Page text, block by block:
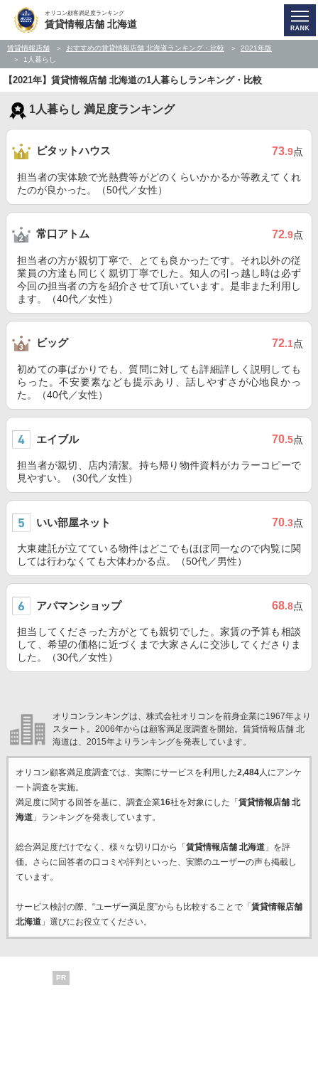
オリコン顧客満足度ランキング
賃貸情報店舗 北海道
賃貸情報店舗 おすすめの賃貸情報店舗 北海道ランキング・比較
2021年版
1人暮らし
【2021年】賃貸情報店舗 北海道の1人暮らしランキング・比較
1人暮らし 満足度ランキング
ピタットハウス 73.9点
担当者の実体験で光熱費等がどのくらいかかるか等教えてくれ
たのが良かった。（50代／女性）
常口アトム 72.9点
担当者の方が親切丁寧で、とても良かったです。それ以外の従
業員の方達も同じく親切丁寧でした。知人の引っ越し時は必ず
今回の担当者の方を紹介させて頂いています。是非また利用し
ます。（40代／女性）
ビッグ 72.1点
初めての事ばかりでも、質問に対しても詳細詳しく説明しても
らった。不安要素なども提示あり、話しやすさが心地良かっ
た。（40代／女性）
エイブル 70.5点
担当者が親切、店内清潔。持ち帰り物件資料がカラーコピーで
見やすい。（30代／女性）
いい部屋ネット 70.3点
大東建託が立てている物件はどこでもほぼ同一なので内覧に関
しては行わなくても大体わかる点。（50代／男性）
アパマンショップ 68.8点
担当してくださった方がとても親切でした。家賃の予算も相談
して、希望の価格に近づくまで大家さんに交渉してくださりま
した。（30代／女性）
オリコンランキングは、株式会社オリコンを前身企業に1967年より
スタート。2006年からは顧客満足度調査を開始。賃貸情報店舗 北
海道は、2015年よりランキングを発表しています。
オリコン顧客満足度調査では、実際にサービスを利用した2,484人にアンケ
ート調査を実施。
満足度に関する回答を基に、調査企業16社を対象にした「 賃貸情報店舗 北
海道」ランキングを発表しています。
総合満足度だけでなく、様々な切り口から「 賃貸情報店舗 北海道」を評
価。さらに回答者の口コミや評判といった、実際のユーザーの声も掲載し
ています。
サービス検討の際、“ユーザー満足度”からも比較することで「 賃貸情報店舗
北海道」選びにお役立てください。
PR